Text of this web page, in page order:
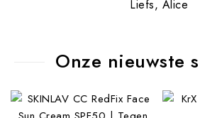
Liefs, Alice
Onze nieuwste